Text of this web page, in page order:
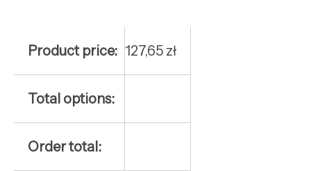
Product price: 127,65 zł
Total options:
Order total: